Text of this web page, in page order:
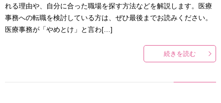
れる理由や、自分に合った職場を探す方法などを解説します。医療
事務への転職を検討している方は、ぜひ最後までお読みください。
医療事務が「やめとけ」と言わ[…]
続きを読む